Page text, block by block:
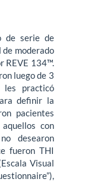
de serie de
moderado
REVE 134™.
luego de 3
les practicó
definir la
pacientes
con
desearon
fueron THI
Visual